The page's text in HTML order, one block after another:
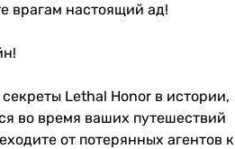
врагам настоящий ад!
Lethal Honor в истории,
во время ваших путешествий
от потерянных агентов к